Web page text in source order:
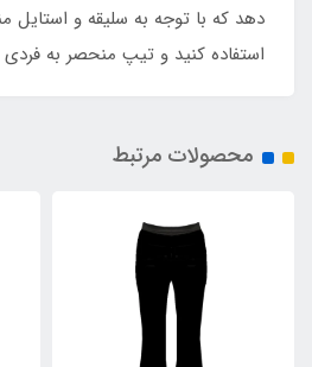
دهد که با توجه به سلیقه و استایل
استفاده کنید و تیپ منحصر به فردی
محصولات مرتبط